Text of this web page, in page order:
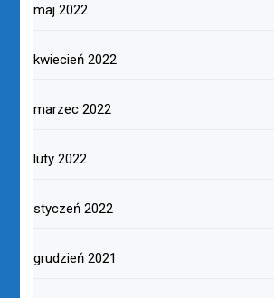
maj 2022
kwiecień 2022
marzec 2022
luty 2022
styczeń 2022
grudzień 2021